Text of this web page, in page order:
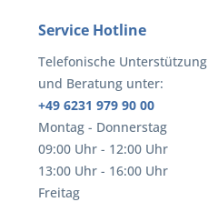
Service Hotline
Telefonische Unterstützung
und Beratung unter:
+49 6231 979 90 00
Montag - Donnerstag
09:00 Uhr - 12:00 Uhr
13:00 Uhr - 16:00 Uhr
Freitag